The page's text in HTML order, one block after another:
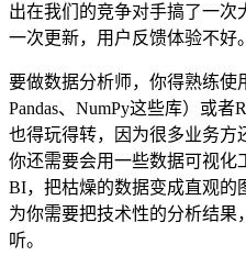
出在我们的竞争对手搞了一次
一次更新，用户反馈体验不好
要做数据分析师，你得熟练使
Pandas、NumPy这些库）或
也得玩得转，因为很多业务方
你还需要会用一些数据可视化
BI，把枯燥的数据变成直观的
为你需要把技术性的分析结果
听。